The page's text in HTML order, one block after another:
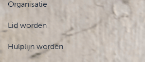
Organisatie
Lid worden
Hulplijn worden